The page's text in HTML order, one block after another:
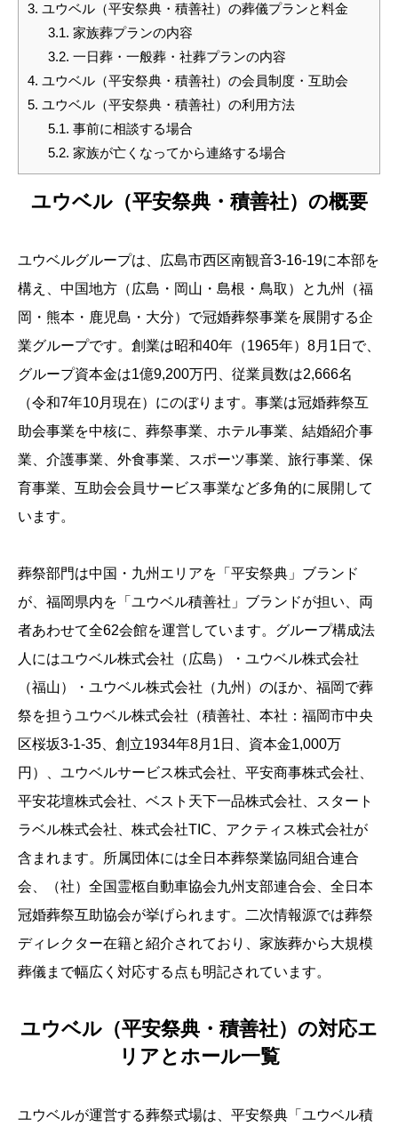
3. ユウベル（平安祭典・積善社）の葬儀プランと料金
3.1. 家族葬プランの内容
3.2. 一日葬・一般葬・社葬プランの内容
4. ユウベル（平安祭典・積善社）の会員制度・互助会
5. ユウベル（平安祭典・積善社）の利用方法
5.1. 事前に相談する場合
5.2. 家族が亡くなってから連絡する場合
ユウベル（平安祭典・積善社）の概要
ユウベルグループは、広島市西区南観音3-16-19に本部を
構え、中国地方（広島・岡山・島根・鳥取）と九州（福
岡・熊本・鹿児島・大分）で冠婚葬祭事業を展開する企
業グループです。創業は昭和40年（1965年）8月1日で、
グループ資本金は1億9,200万円、従業員数は2,666名
（令和7年10月現在）にのぼります。事業は冠婚葬祭互
助会事業を中核に、葬祭事業、ホテル事業、結婚紹介事
業、介護事業、外食事業、スポーツ事業、旅行事業、保
育事業、互助会会員サービス事業など多角的に展開して
います。
葬祭部門は中国・九州エリアを「平安祭典」ブランド
が、福岡県内を「ユウベル積善社」ブランドが担い、両
者あわせて全62会館を運営しています。グループ構成法
人にはユウベル株式会社（広島）・ユウベル株式会社
（福山）・ユウベル株式会社（九州）のほか、福岡で葬
祭を担うユウベル株式会社（積善社、本社：福岡市中央
区桜坂3-1-35、創立1934年8月1日、資本金1,000万
円）、ユウベルサービス株式会社、平安商事株式会社、
平安花壇株式会社、ベスト天下一品株式会社、スタート
ラベル株式会社、株式会社TIC、アクティス株式会社が
含まれます。所属団体には全日本葬祭業協同組合連合
会、（社）全国霊柩自動車協会九州支部連合会、全日本
冠婚葬祭互助協会が挙げられます。二次情報源では葬祭
ディレクター在籍と紹介されており、家族葬から大規模
葬儀まで幅広く対応する点も明記されています。
ユウベル（平安祭典・積善社）の対応エ
リアとホール一覧
ユウベルが運営する葬祭式場は、平安祭典「ユウベル積